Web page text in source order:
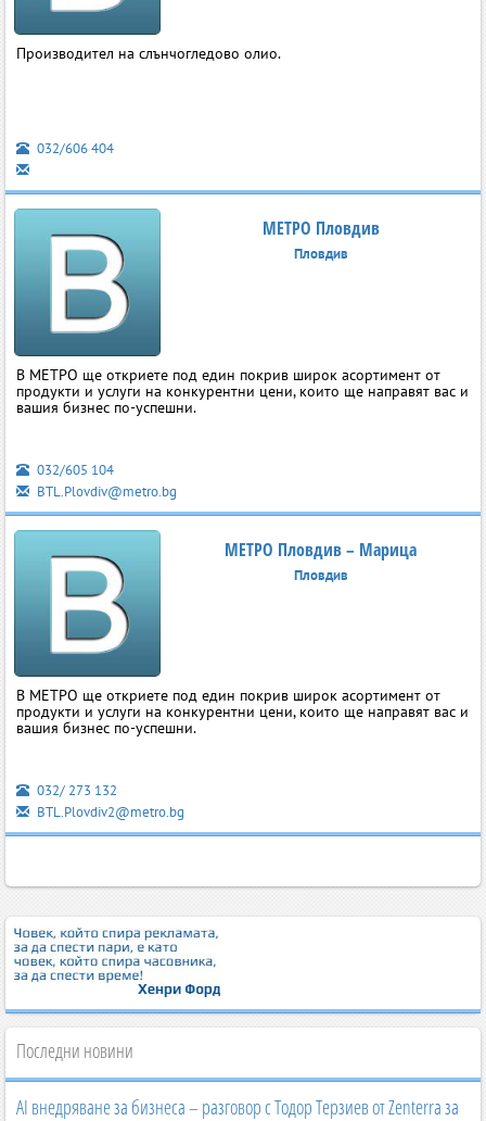
Производител на слънчогледово олио.
032/606 404
МЕТРО Пловдив
Пловдив
В МЕТРО ще откриете под един покрив широк асортимент от
продукти и услуги на конкурентни цени, които ще направят вас и
вашия бизнес по-успешни.
032/605 104
BTL.Plovdiv@metro.bg
МЕТРО Пловдив – Марица
Пловдив
В МЕТРО ще откриете под един покрив широк асортимент от
продукти и услуги на конкурентни цени, които ще направят вас и
вашия бизнес по-успешни.
032/ 273 132
BTL.Plovdiv2@metro.bg
Последни новини
AI внедряване за бизнеса – разговор с Тодор Терзиев от Zenterra за